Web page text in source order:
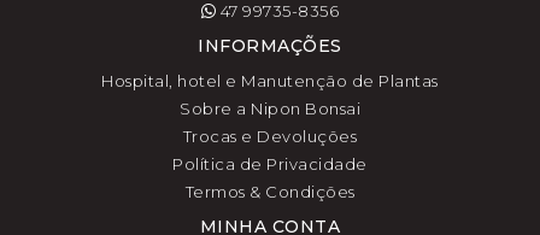
47 99735-8356
INFORMAÇÕES
Hospital, hotel e Manutenção de Plantas
Sobre a Nipon Bonsai
Trocas e Devoluções
Política de Privacidade
Termos & Condições
MINHA CONTA